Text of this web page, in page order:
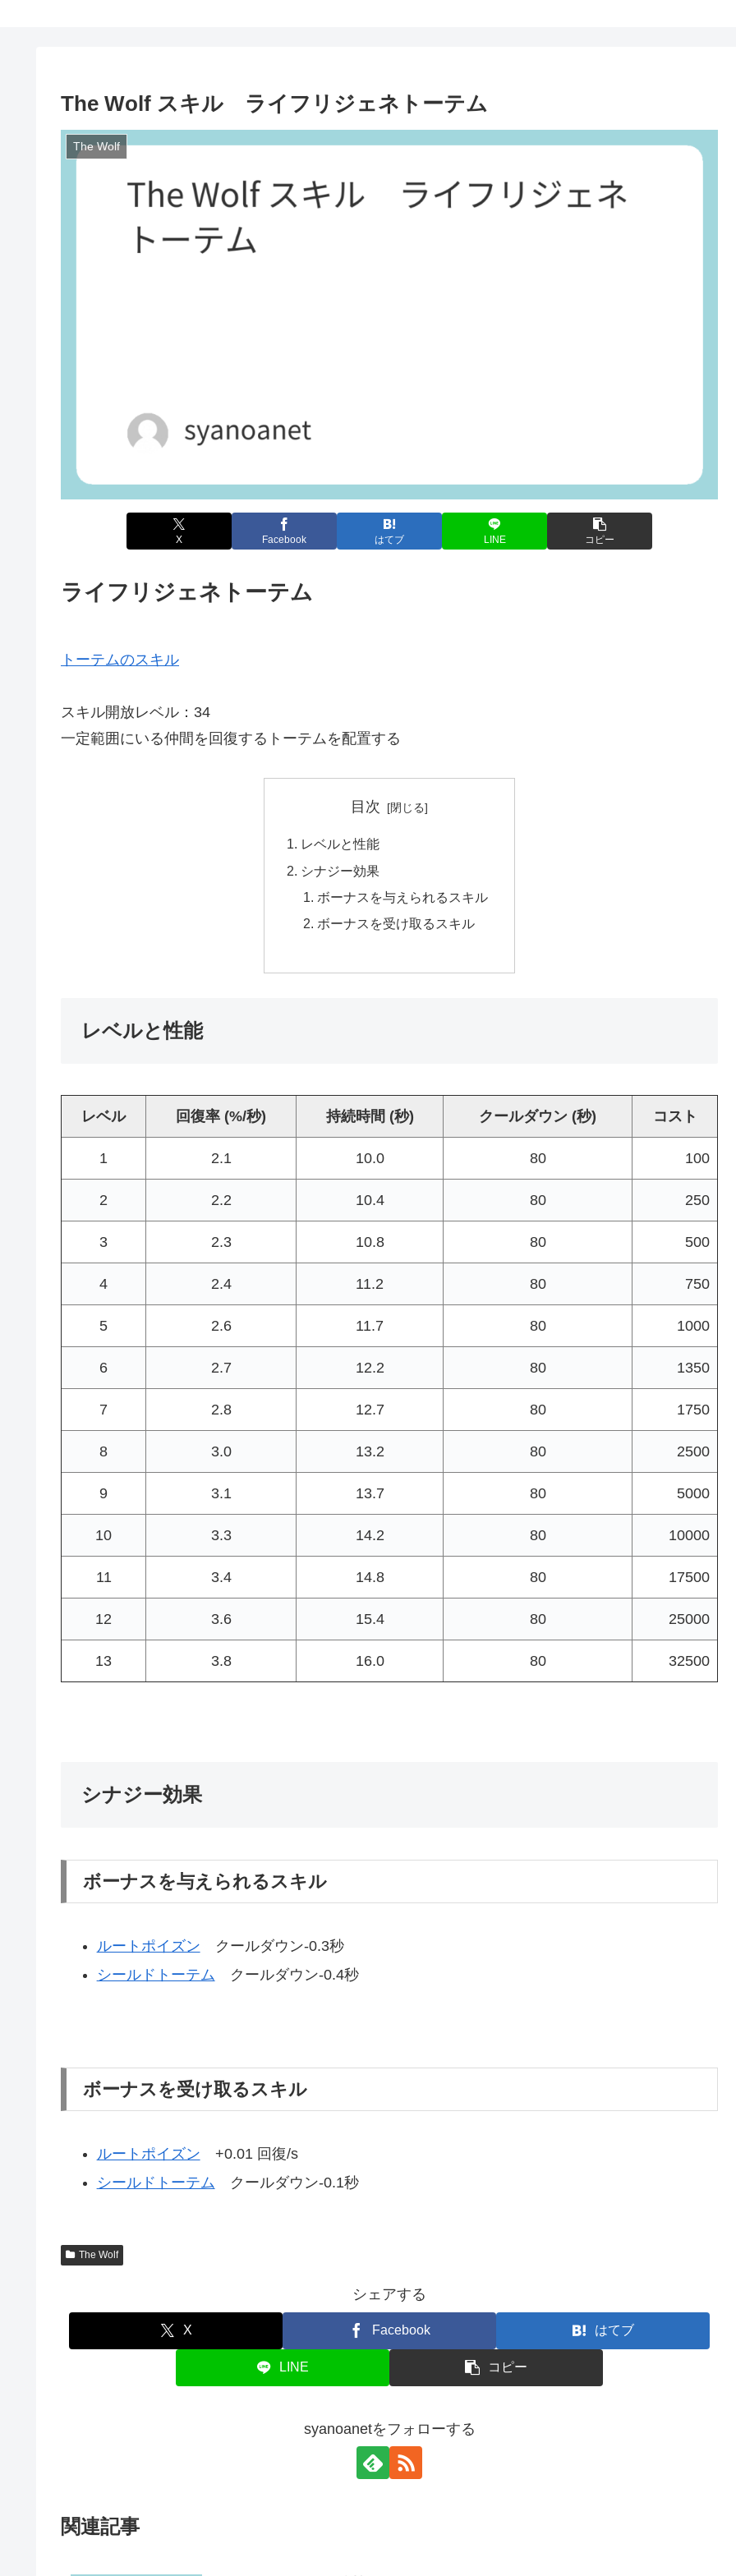
The Wolf スキル ライフリジェネトーテム
The Wolf
X Facebook はてブ LINE コピー
ライフリジェネトーテム
トーテムのスキル
スキル開放レベル：34
一定範囲にいる仲間を回復するトーテムを配置する
目次
レベルと性能
シナジー効果
ボーナスを与えられるスキル
ボーナスを受け取るスキル
レベルと性能
レベル 回復率 (%/秒) 持続時間 (秒) クールダウン (秒) コスト
1 2.1 10.0 80 100
2 2.2 10.4 80 250
3 2.3 10.8 80 500
4 2.4 11.2 80 750
5 2.6 11.7 80 1000
6 2.7 12.2 80 1350
7 2.8 12.7 80 1750
8 3.0 13.2 80 2500
9 3.1 13.7 80 5000
10 3.3 14.2 80 10000
11 3.4 14.8 80 17500
12 3.6 15.4 80 25000
13 3.8 16.0 80 32500
シナジー効果
ボーナスを与えられるスキル
ルートポイズン クールダウン-0.3秒
シールドトーテム クールダウン-0.4秒
ボーナスを受け取るスキル
ルートポイズン +0.01 回復/s
シールドトーテム クールダウン-0.1秒
The Wolf
シェアする
X Facebook はてブ
LINE コピー
syanoanetをフォローする
関連記事